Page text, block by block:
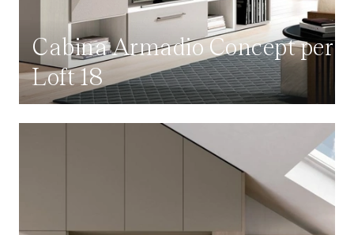
Cabina Armadio Concept per
Loft 18